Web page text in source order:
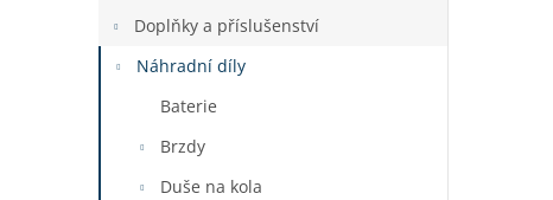
p
Doplňky a příslušenství
Náhradní díly
Baterie
Brzdy
Duše na kola